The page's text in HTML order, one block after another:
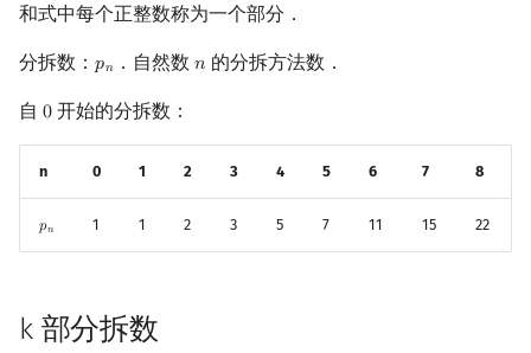
格式手册
致谢
学习资源
Kate
命令行编译与调试
WSL (Windows 10)
Testlib
函数
新版 C++ 特性
C++ 与其他常用语言的区别
Python 速成
Java 进阶
递归 & 分治
快速排序
二分
启发式搜索
迭代加深搜索
回溯法
区间 DP
数位 DP
状态设计优化
字符串哈希
前缀函数与 KMP 算法
Z 函数（扩展 KMP）
欧拉函数
分解质因数
费马小定理 & 欧拉定理
快速沃尔什变换
多项式牛顿迭代
多项式初等函数
互异分拆数
奇分拆数
例题
初等变换
线性空间
线性映射
Schreier–Sims 算法
概率不等式
哈希表
单调栈
Size Balanced Tree
BFS（图论）
树上启发式合并
有向无环图
最短路问题
Pick 定理
旋转卡壳
分数规划
计算理论基础
和式中每个正整数称为一个部分．
分拆数： 𝑝𝑛
pn ．自然数𝑛
n 的分拆方法数．
自 0
0 开始的分拆数：
n 0 1 2 3 4 5 6 7 8
𝑝𝑛
pn 1 1 2 3 5 7 11 15 22
k 部分拆数